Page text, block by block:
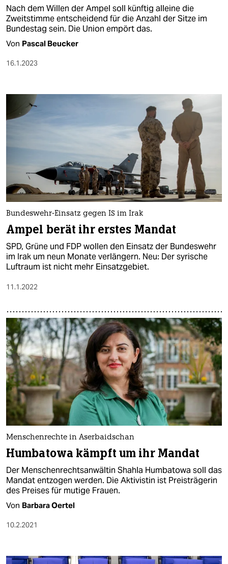
Nach dem Willen der Ampel soll künftig alleine die
Zweitstimme entscheidend für die Anzahl der Sitze im
Bundestag sein. Die Union empört das.
Von Pascal Beucker
16.1.2023
Bundeswehr-Einsatz gegen IS im Irak
Ampel berät ihr erstes Mandat
SPD, Grüne und FDP wollen den Einsatz der Bundeswehr
im Irak um neun Monate verlängern. Neu: Der syrische
Luftraum ist nicht mehr Einsatzgebiet.
11.1.2022
Menschenrechte in Aserbaidschan
Humbatowa kämpft um ihr Mandat
Der Menschenrechtsanwältin Shahla Humbatowa soll das
Mandat entzogen werden. Die Aktivistin ist Preisträgerin
des Preises für mutige Frauen.
Von Barbara Oertel
10.2.2021